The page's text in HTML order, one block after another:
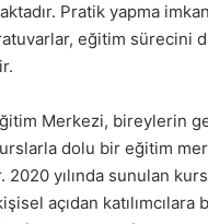
Pratik yapma
eğitim sürecini
Merkezi, bireylerin
dolu bir eğitim
2020 yılında sunulan
açıdan katılımcılara